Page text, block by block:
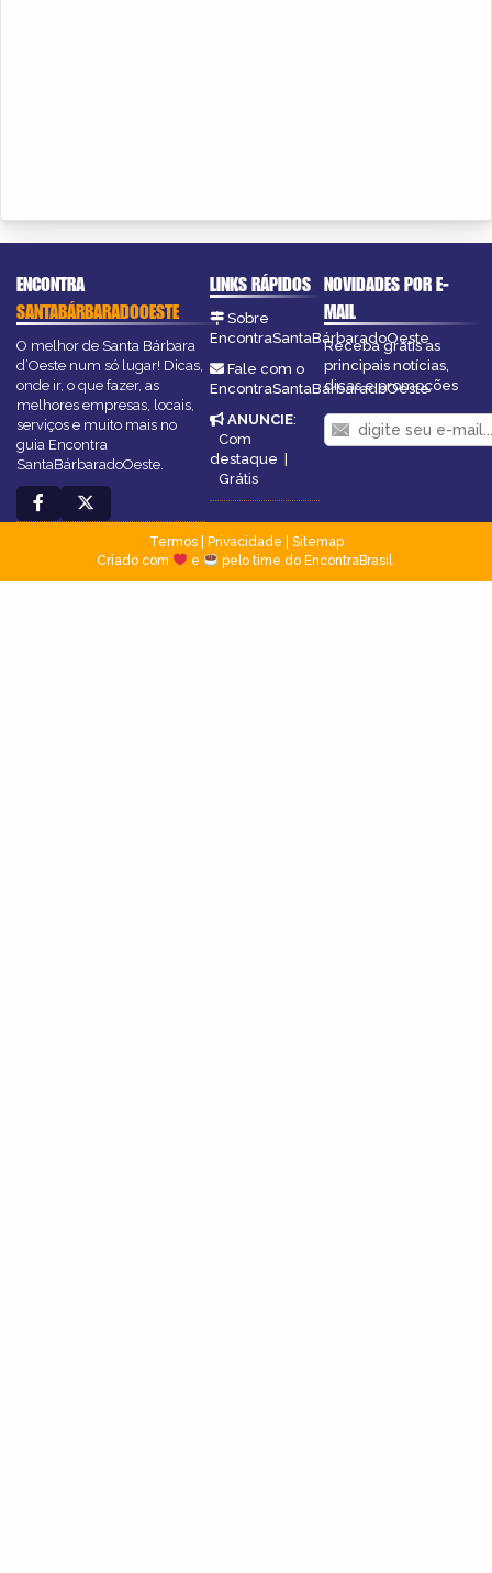
ENCONTRA
SANTABÁRBARADOOESTE
O melhor de Santa Bárbara
d’Oeste num só lugar! Dicas,
onde ir, o que fazer, as
melhores empresas, locais,
serviços e muito mais no
guia Encontra
SantaBárbaradoOeste.
LINKS RÁPIDOS
Sobre
EncontraSantaBárbaradoOeste
Fale com o
EncontraSantaBárbaradoOeste
ANUNCIE:
Com
destaque |
Grátis
NOVIDADES POR E-
MAIL
Receba grátis as
principais notícias,
dicas e promoções
Termos| Privacidade
Sitemap
Criado com
e pelo time do EncontraBrasil